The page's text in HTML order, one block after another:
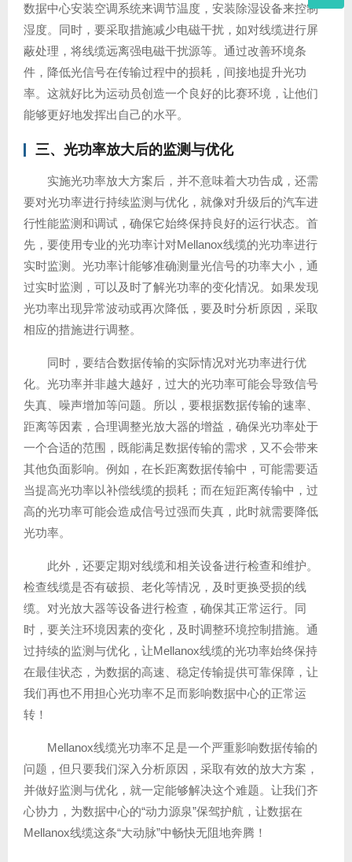
数据中心安装空调系统来调节温度，安装除湿设备来控制
湿度。同时，要采取措施减少电磁干扰，如对线缆进行屏
蔽处理，将线缆远离强电磁干扰源等。通过改善环境条
件，降低光信号在传输过程中的损耗，间接地提升光功
率。这就好比为运动员创造一个良好的比赛环境，让他们
能够更好地发挥出自己的水平。
三、光功率放大后的监测与优化
实施光功率放大方案后，并不意味着大功告成，还需
要对光功率进行持续监测与优化，就像对升级后的汽车进
行性能监测和调试，确保它始终保持良好的运行状态。首
先，要使用专业的光功率计对Mellanox线缆的光功率进行
实时监测。光功率计能够准确测量光信号的功率大小，通
过实时监测，可以及时了解光功率的变化情况。如果发现
光功率出现异常波动或再次降低，要及时分析原因，采取
相应的措施进行调整。
同时，要结合数据传输的实际情况对光功率进行优
化。光功率并非越大越好，过大的光功率可能会导致信号
失真、噪声增加等问题。所以，要根据数据传输的速率、
距离等因素，合理调整光放大器的增益，确保光功率处于
一个合适的范围，既能满足数据传输的需求，又不会带来
其他负面影响。例如，在长距离数据传输中，可能需要适
当提高光功率以补偿线缆的损耗；而在短距离传输中，过
高的光功率可能会造成信号过强而失真，此时就需要降低
光功率。
此外，还要定期对线缆和相关设备进行检查和维护。
检查线缆是否有破损、老化等情况，及时更换受损的线
缆。对光放大器等设备进行检查，确保其正常运行。同
时，要关注环境因素的变化，及时调整环境控制措施。通
过持续的监测与优化，让Mellanox线缆的光功率始终保持
在最佳状态，为数据的高速、稳定传输提供可靠保障，让
我们再也不用担心光功率不足而影响数据中心的正常运
转！
Mellanox线缆光功率不足是一个严重影响数据传输的
问题，但只要我们深入分析原因，采取有效的放大方案，
并做好监测与优化，就一定能够解决这个难题。让我们齐
心协力，为数据中心的“动力源泉”保驾护航，让数据在
Mellanox线缆这条“大动脉”中畅快无阻地奔腾！